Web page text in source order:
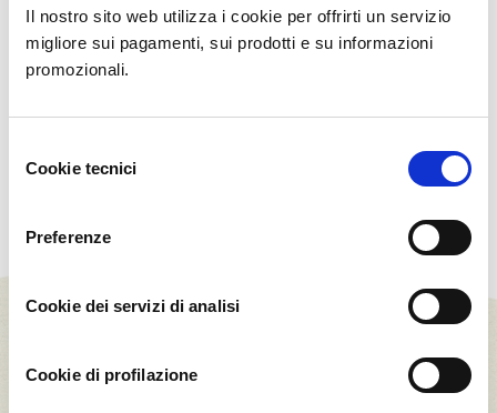
Il nostro sito web utilizza i cookie per offrirti un servizio
migliore sui pagamenti, sui prodotti e su informazioni
promozionali.
delCookie tecnici
Preferenze
Cookie dei servizi di analisi
Cookie di profilazione
Famiglia Scardovi
Faenza, Emilia
Famiglia Galante